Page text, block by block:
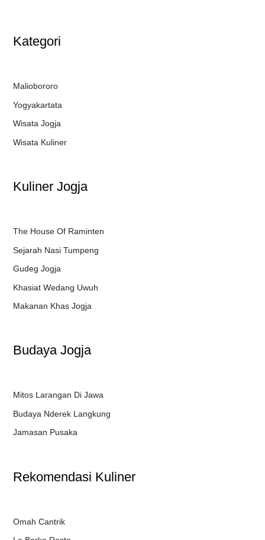
Kategori
Maliobororo
Yogyakartata
Wisata Jogja
Wisata Kuliner
Kuliner Jogja
The House Of Raminten
Sejarah Nasi Tumpeng
Gudeg Jogja
Khasiat Wedang Uwuh
Makanan Khas Jogja
Budaya Jogja
Mitos Larangan Di Jawa
Budaya Nderek Langkung
Jamasan Pusaka
Rekomendasi Kuliner
Omah Cantrik